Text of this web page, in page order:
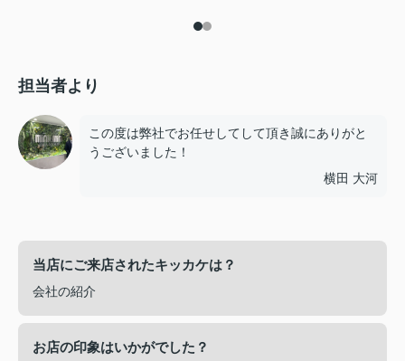
担当者より
この度は弊社でお任せしてして頂き誠にありがと
うございました！
横田 大河
当店にご来店されたキッカケは？
会社の紹介
お店の印象はいかがでした？